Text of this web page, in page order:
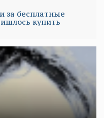
за бесплатные
купить